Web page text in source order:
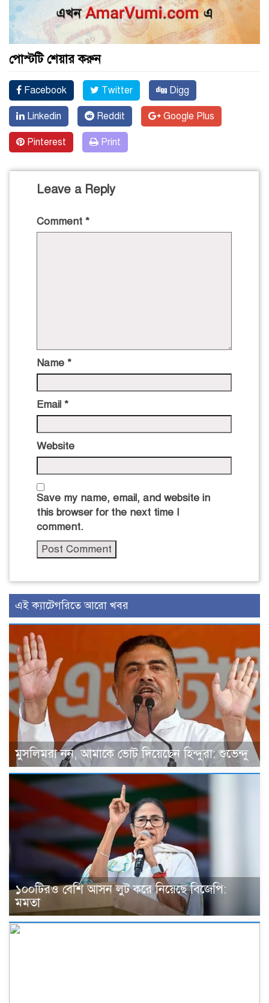
পোস্টটি শেয়ার করুন
Facebook Twitter Digg
Linkedin Reddit Google Plus
Pinterest Print
Leave a Reply
Comment *
Name *
Email *
Website
Save my name, email, and website in
this browser for the next time I
comment.
এই ক্যাটেগরিতে আরো খবর
মুসলিমরা নন, আমাকে ভোট দিয়েছেন হিন্দুরা: শুভেন্দু
১০০টিরও বেশি আসন লুট করে নিয়েছে বিজেপি:
মমতা